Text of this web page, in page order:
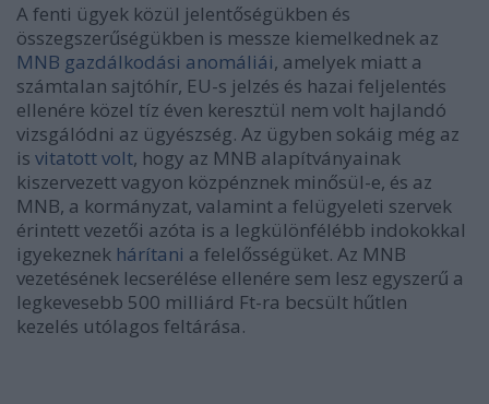
A fenti ügyek közül jelentőségükben és
összegszerűségükben is messze kiemelkednek az
MNB gazdálkodási anomáliái, amelyek miatt a
számtalan sajtóhír, EU-s jelzés és hazai feljelentés
ellenére közel tíz éven keresztül nem volt hajlandó
vizsgálódni az ügyészség. Az ügyben sokáig még az
is vitatott volt, hogy az MNB alapítványainak
kiszervezett vagyon közpénznek minősül-e, és az
MNB, a kormányzat, valamint a felügyeleti szervek
érintett vezetői azóta is a legkülönfélébb indokokkal
igyekeznek hárítani a felelősségüket. Az MNB
vezetésének lecserélése ellenére sem lesz egyszerű a
legkevesebb 500 milliárd Ft-ra becsült hűtlen
kezelés utólagos feltárása.